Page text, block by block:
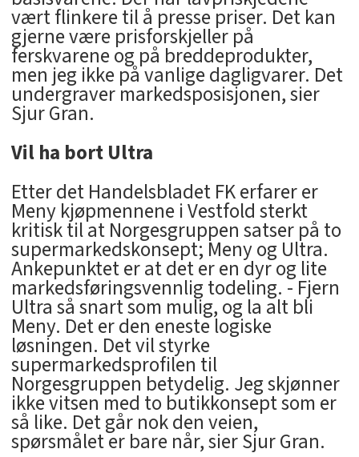
vært flinkere til å presse priser. Det kan
gjerne være prisforskjeller på
ferskvarene og på breddeprodukter,
men jeg ikke på vanlige dagligvarer. Det
undergraver markedsposisjonen, sier
Sjur Gran.
Vil ha bort Ultra
Etter det Handelsbladet FK erfarer er
Meny kjøpmennene i Vestfold sterkt
kritisk til at Norgesgruppen satser på to
supermarkedskonsept; Meny og Ultra.
Ankepunktet er at det er en dyr og lite
markedsføringsvennlig todeling. - Fjern
Ultra så snart som mulig, og la alt bli
Meny. Det er den eneste logiske
løsningen. Det vil styrke
supermarkedsprofilen til
Norgesgruppen betydelig. Jeg skjønner
ikke vitsen med to butikkonsept som er
så like. Det går nok den veien,
spørsmålet er bare når, sier Sjur Gran.